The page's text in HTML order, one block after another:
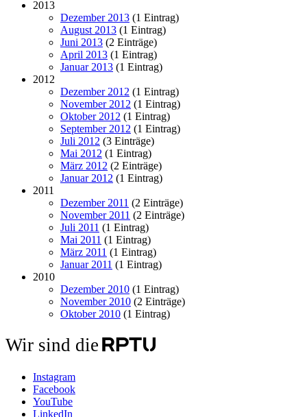
2013
Dezember 2013 (1 Eintrag)
August 2013 (1 Eintrag)
Juni 2013 (2 Einträge)
April 2013 (1 Eintrag)
Januar 2013 (1 Eintrag)
2012
Dezember 2012 (1 Eintrag)
November 2012 (1 Eintrag)
Oktober 2012 (1 Eintrag)
September 2012 (1 Eintrag)
Juli 2012 (3 Einträge)
Mai 2012 (1 Eintrag)
März 2012 (2 Einträge)
Januar 2012 (1 Eintrag)
2011
Dezember 2011 (2 Einträge)
November 2011 (2 Einträge)
Juli 2011 (1 Eintrag)
Mai 2011 (1 Eintrag)
März 2011 (1 Eintrag)
Januar 2011 (1 Eintrag)
2010
Dezember 2010 (1 Eintrag)
November 2010 (2 Einträge)
Oktober 2010 (1 Eintrag)
Wir sind die
Instagram
Facebook
YouTube
LinkedIn